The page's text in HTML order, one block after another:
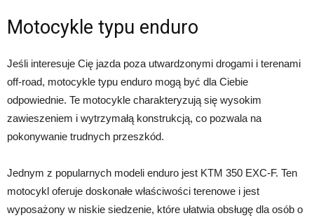
Motocykle typu enduro
Jeśli interesuje Cię jazda poza utwardzonymi drogami i terenami
off-road, motocykle typu enduro mogą być dla Ciebie
odpowiednie. Te motocykle charakteryzują się wysokim
zawieszeniem i wytrzymałą konstrukcją, co pozwala na
pokonywanie trudnych przeszkód.
Jednym z popularnych modeli enduro jest KTM 350 EXC-F. Ten
motocykl oferuje doskonałe właściwości terenowe i jest
wyposażony w niskie siedzenie, które ułatwia obsługę dla osób o